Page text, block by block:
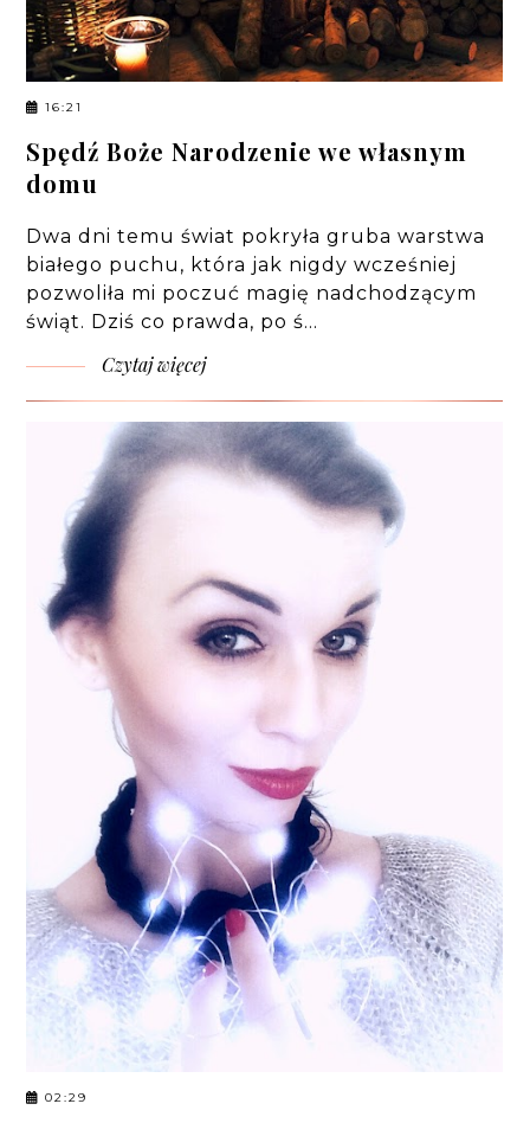
16:21
Spędź Boże Narodzenie we własnym
domu
Dwa dni temu świat pokryła gruba warstwa
białego puchu, która jak nigdy wcześniej
pozwoliła mi poczuć magię nadchodzącym
świąt. Dziś co prawda, po ś…
Czytaj więcej
02:29